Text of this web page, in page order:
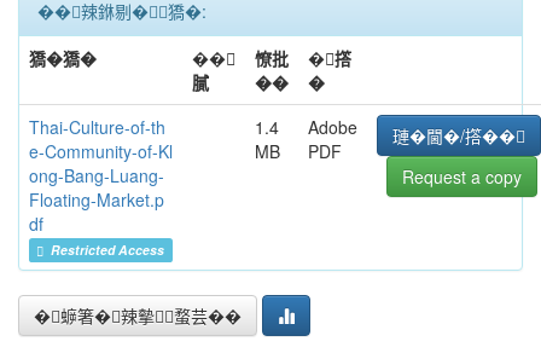
��辣銝剔�﹝獢�:
獢�獢�
��
膩
憭批
��
�撘
�
Thai-Culture-of-th
e-Community-of-Kl
ong-Bang-Luang-
Floating-Market.p
df
Restricted Access
1.4
MB
Adobe
PDF
璉�閫�/撘��
Request a copy
�蝷箸�辣摰蝥芸��